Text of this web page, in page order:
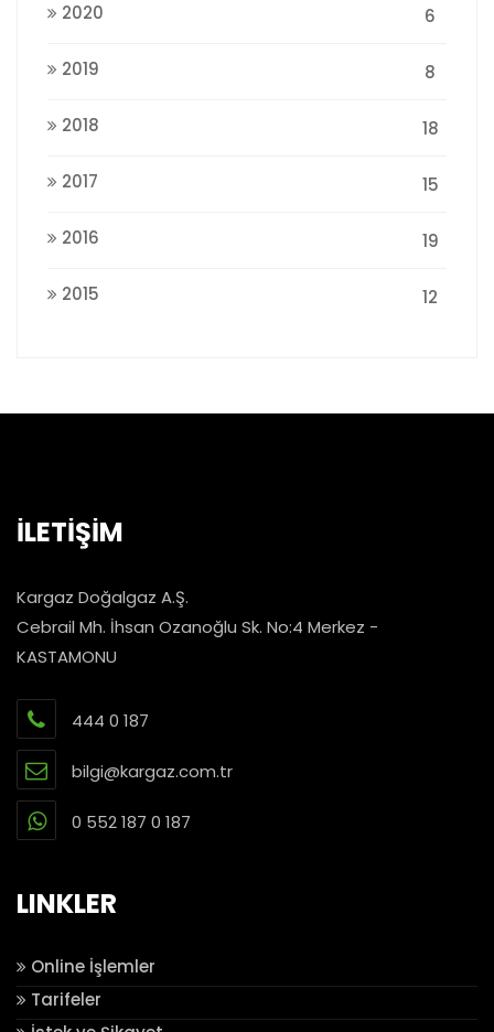
2020 6
2019 8
2018 18
2017 15
2016 19
2015 12
İLETİŞİM
Kargaz Doğalgaz A.Ş.
Cebrail Mh. İhsan Ozanoğlu Sk. No:4 Merkez -
KASTAMONU
444 0 187
bilgi@kargaz.com.tr
0 552 187 0 187
LINKLER
Online İşlemler
Tarifeler